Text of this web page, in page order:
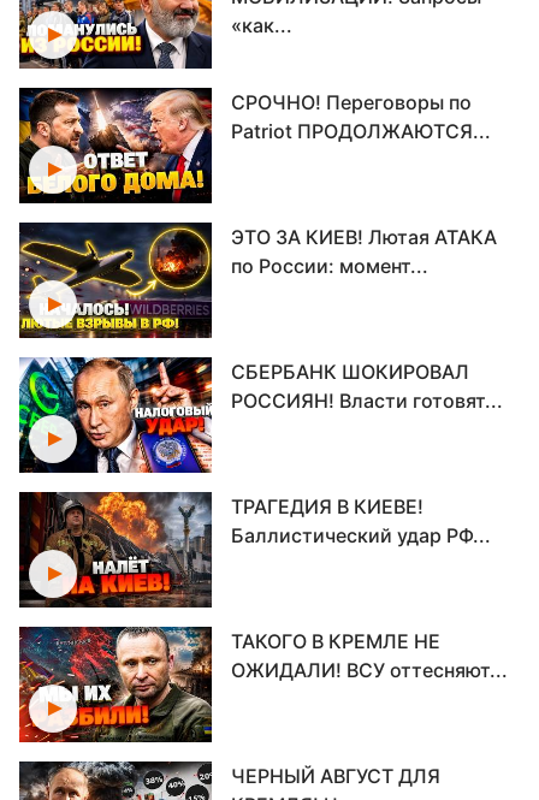
«как...
СРОЧНО! Переговоры по
Patriot ПРОДОЛЖАЮТСЯ...
ЭТО ЗА КИЕВ! Лютая АТАКА
по России: момент...
СБЕРБАНК ШОКИРОВАЛ
РОССИЯН! Власти готовят...
ТРАГЕДИЯ В КИЕВЕ!
Баллистический удар РФ...
ТАКОГО В КРЕМЛЕ НЕ
ОЖИДАЛИ! ВСУ оттесняют...
ЧЕРНЫЙ АВГУСТ ДЛЯ